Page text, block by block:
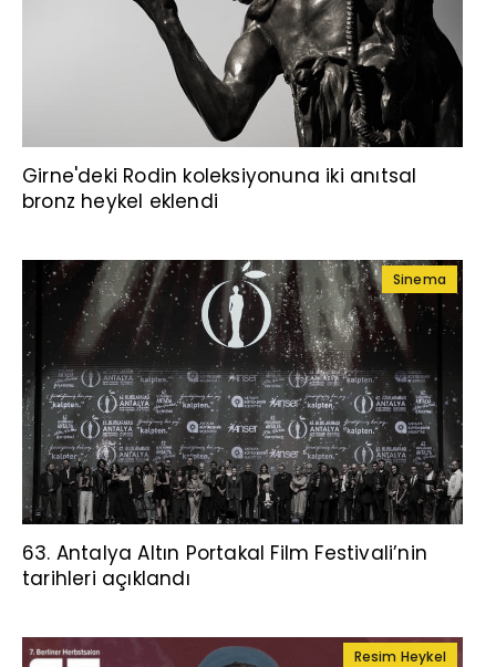
Girne'deki Rodin koleksiyonuna iki anıtsal
bronz heykel eklendi
Sinema
63. Antalya Altın Portakal Film Festivali’nin
tarihleri açıklandı
Resim Heykel